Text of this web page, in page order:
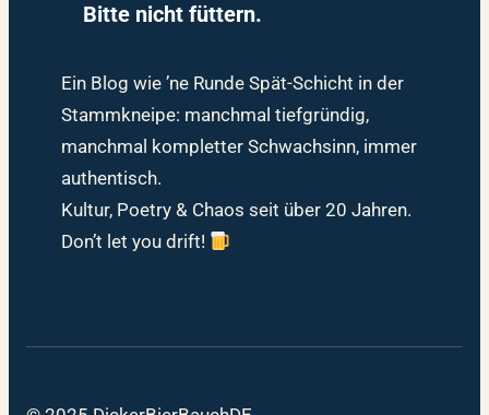
Bitte nicht füttern.
Ein Blog wie ’ne Runde Spät-Schicht in der
Stammkneipe: manchmal tiefgründig,
manchmal kompletter Schwachsinn, immer
authentisch.
Kultur, Poetry & Chaos seit über 20 Jahren.
Don’t let you drift!